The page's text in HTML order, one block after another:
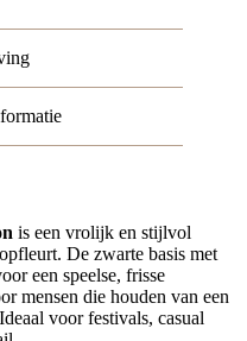
is een vrolijk en stijlvol
De zwarte basis met
een speelse, frisse
mensen die houden van een
voor festivals, casual